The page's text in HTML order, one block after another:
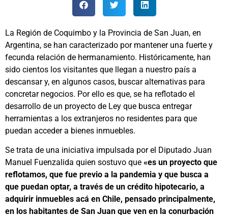
La Región de Coquimbo y la Provincia de San Juan, en
Argentina, se han caracterizado por mantener una fuerte y
fecunda relación de hermanamiento. Históricamente, han
sido cientos los visitantes que llegan a nuestro país a
descansar y, en algunos casos, buscar alternativas para
concretar negocios. Por ello es que, se ha reflotado el
desarrollo de un proyecto de Ley que busca entregar
herramientas a los extranjeros no residentes para que
puedan acceder a bienes inmuebles.
Se trata de una iniciativa impulsada por el Diputado Juan
Manuel Fuenzalida quien sostuvo que «es un proyecto que
reflotamos, que fue previo a la pandemia y que busca a
que puedan optar, a través de un crédito hipotecario, a
adquirir inmuebles acá en Chile, pensado principalmente,
en los habitantes de San Juan que ven en la conurbación